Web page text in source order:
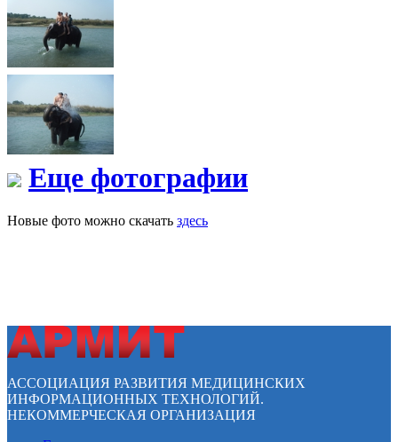
Еще фотографии
Новые фото можно скачать здесь
АССОЦИАЦИЯ РАЗВИТИЯ МЕДИЦИНСКИХ
ИНФОРМАЦИОННЫХ ТЕХНОЛОГИЙ.
НЕКОММЕРЧЕСКАЯ ОРГАНИЗАЦИЯ